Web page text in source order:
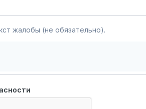
жалобы (не обязательно).